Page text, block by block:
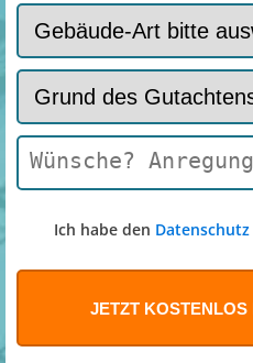
Ich habe den Datenschutz